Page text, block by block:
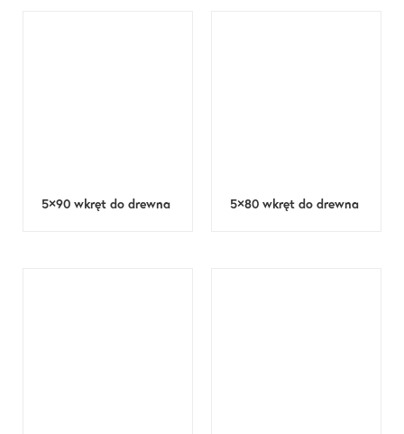
5×90 wkręt do drewna 5×80 wkręt do drewna